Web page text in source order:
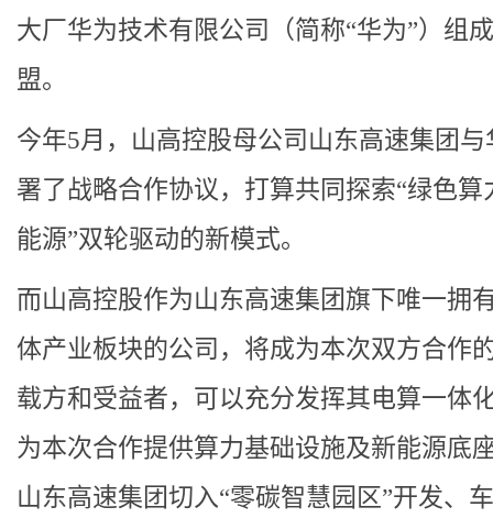
大厂华为技术有限公司（简称“华为”）组
盟。
今年5月，山高控股母公司山东高速集团与
署了战略合作协议，打算共同探索“绿色算
能源”双轮驱动的新模式。
而山高控股作为山东高速集团旗下唯一拥
体产业板块的公司，将成为本次双方合作
载方和受益者，可以充分发挥其电算一体
为本次合作提供算力基础设施及新能源底
山东高速集团切入“零碳智慧园区”开发、